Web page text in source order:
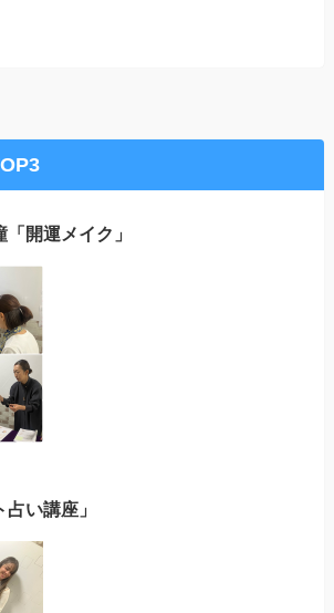
開運メイク」
い講座」